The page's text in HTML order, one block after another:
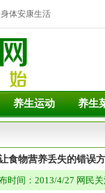
体安康生活
养生运动 养生
食物营养丢失的错误
时间：2013/4/27 网民